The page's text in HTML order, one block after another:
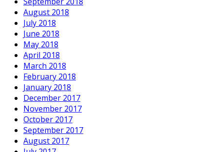
August 2018
July 2018
June 2018
May 2018
April 2018
March 2018
February 2018
January 2018
December 2017
November 2017
October 2017
September 2017
August 2017